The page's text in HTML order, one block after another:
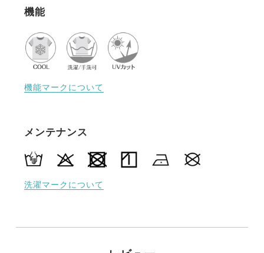
機能
機能マークについて
メンテナンス
洗濯マークについて